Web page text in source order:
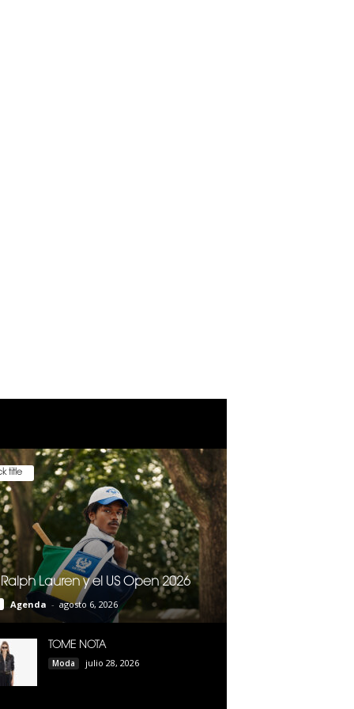
title
Lauren y el US Open 2026
Agenda - agosto 6, 2026
TOME NOTA
Moda julio 28, 2026